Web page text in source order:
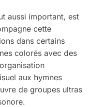
aussi important, est
cette
dans certains
colorés avec des
aux hymnes
de groupes ultras